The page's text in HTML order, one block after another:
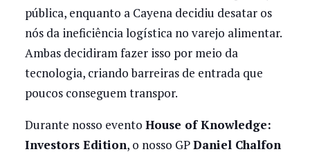
pública, enquanto a Cayena decidiu desatar os
nós da ineficiência logística no varejo alimentar.
Ambas decidiram fazer isso por meio da
tecnologia, criando barreiras de entrada que
poucos conseguem transpor.
Durante nosso evento House of Knowledge:
Investors Edition, o nosso GPDaniel Chalfon